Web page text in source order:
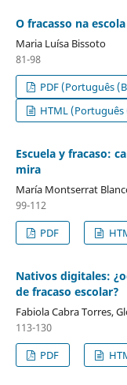
O fracasso na escola
Maria Luísa Bissoto
81-98
PDF (Português
HTML (Português
Escuela y fracaso:
mira
María Montserrat
99-112
PDF
Nativos digitales:
de fracaso escolar?
Fabiola Cabra Torres,
113-130
PDF